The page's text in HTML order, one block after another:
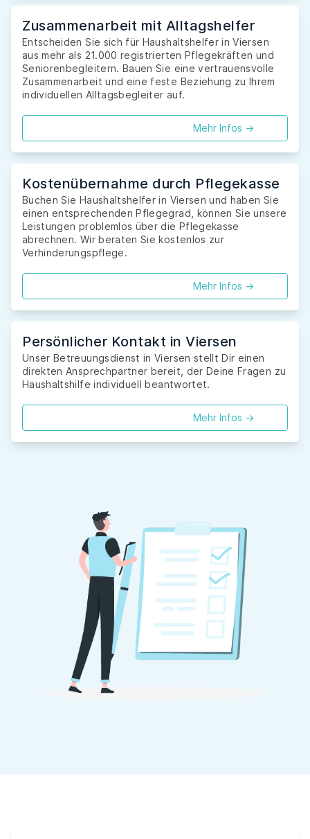
Zusammenarbeit mit Alltagshelfer
Entscheiden Sie sich für Haushaltshelfer in Viersen
aus mehr als 21.000 registrierten Pflegekräften und
Seniorenbegleitern. Bauen Sie eine vertrauensvolle
Zusammenarbeit und eine feste Beziehung zu Ihrem
individuellen Alltagsbegleiter auf.
Mehr Infos ->
Kostenübernahme durch Pflegekasse
Buchen Sie Haushaltshelfer in Viersen und haben Sie
einen entsprechenden Pflegegrad, können Sie unsere
Leistungen problemlos über die Pflegekasse
abrechnen. Wir beraten Sie kostenlos zur
Verhinderungspflege.
Mehr Infos ->
Persönlicher Kontakt in Viersen
Unser Betreuungsdienst in Viersen stellt Dir einen
direkten Ansprechpartner bereit, der Deine Fragen zu
Haushaltshilfe individuell beantwortet.
Mehr Infos ->